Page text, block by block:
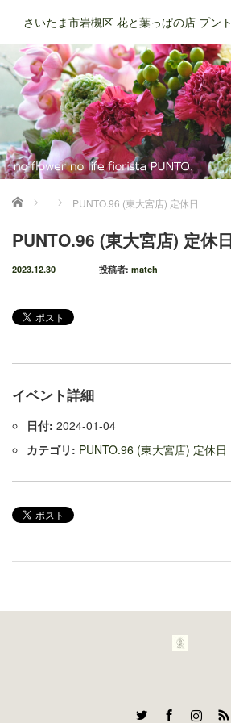
さいたま市岩槻区 花と葉っぱの店 プン
ホーム PUNTO.96 (東大宮店) 定休日
PUNTO.96 (東大宮店) 定休
2023.12.30 投稿者: match
イベント詳細
日付: 2024-01-04
カテゴリ: PUNTO.96 (東大宮店) 定休日
RSS